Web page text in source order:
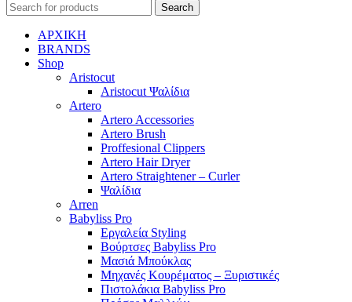
Search
ΑΡΧΙΚΗ
BRANDS
Shop
Aristocut
Aristocut Ψαλίδια
Artero
Artero Accessories
Artero Brush
Proffesional Clippers
Artero Hair Dryer
Artero Straightener – Curler
Ψαλίδια
Arren
Babyliss Pro
Εργαλεία Styling
Βούρτσες Babyliss Pro
Μασιά Μπούκλας
Μηχανές Κουρέματος – Ξυριστικές
Πιστολάκια Babyliss Pro